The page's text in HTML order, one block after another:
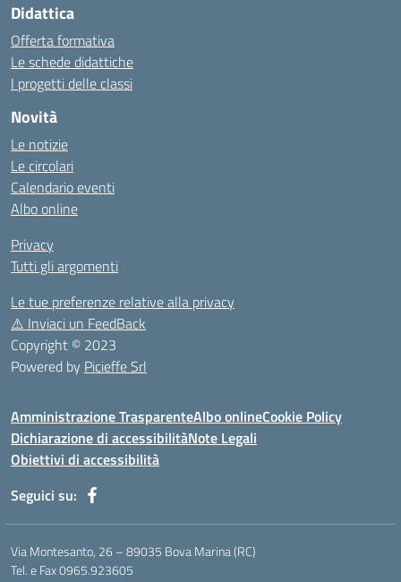
Didattica
Offerta formativa
Le schede didattiche
I progetti delle classi
Novità
Le notizie
Le circolari
Calendario eventi
Albo online
Privacy
Tutti gli argomenti
Le tue preferenze relative alla privacy
⚠️ Inviaci un FeedBack
Copyright © 2023
Powered by Picieffe Srl
Amministrazione TrasparenteAlbo onlineCookie Policy
Dichiarazione di accessibilitàNote Legali
Obiettivi di accessibilità
Seguici su:
Via Montesanto, 26 – 89035 Bova Marina (RC)
Tel. e Fax 0965.923605